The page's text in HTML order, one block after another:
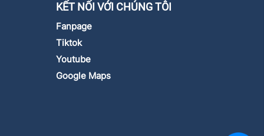
KẾT NỐI VỚI CHÚNG TÔI
Fanpage
Tiktok
Youtube
Google Maps